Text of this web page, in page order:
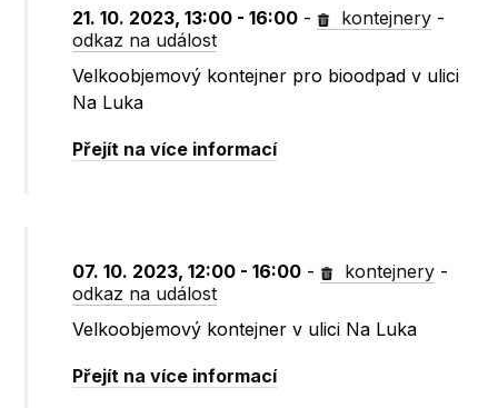
21. 10. 2023, 13:00 - 16:00 - kontejnery -
odkaz na událost
Velkoobjemový kontejner pro bioodpad v ulici
Na Luka
Přejít na více informací
07. 10. 2023, 12:00 - 16:00 - kontejnery -
odkaz na událost
Velkoobjemový kontejner v ulici Na Luka
Přejít na více informací